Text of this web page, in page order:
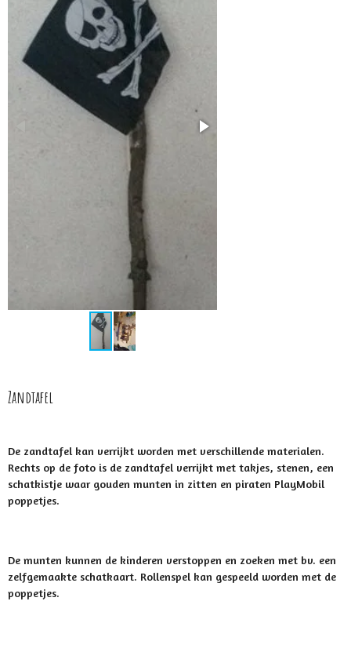
Zandtafel
De zandtafel kan verrijkt worden met verschillende materialen.
Rechts op de foto is de zandtafel verrijkt met takjes, stenen, een
schatkistje waar gouden munten in zitten en piraten PlayMobil
poppetjes.
De munten kunnen de kinderen verstoppen en zoeken met bv. een
zelfgemaakte schatkaart. Rollenspel kan gespeeld worden met de
poppetjes.